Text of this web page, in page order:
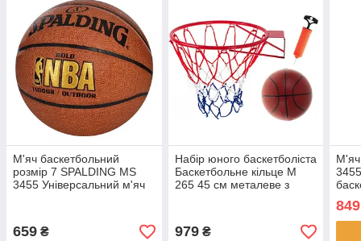
М'яч баскетбольний
розмір 7 SPALDING MS
3455 Універсальний м'яч
659 ₴
Набір юного баскетболіста
Баскетбольне кільце M
265 45 см металеве з
979₴
М'яч
849